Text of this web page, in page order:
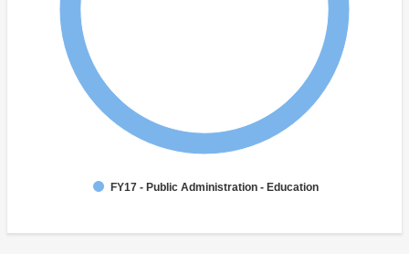
FY17 - Public Administration - Education